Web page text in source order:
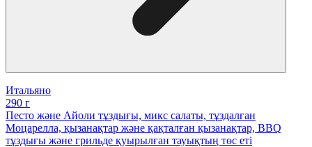
Итальяно
290 г
Песто және Айоли тұздығы, микс салаты, тұздалған
Моцарелла, қызанақтар және қақталған қызанақтар, BBQ
тұздығы және грильде қуырылған тауықтың төс еті